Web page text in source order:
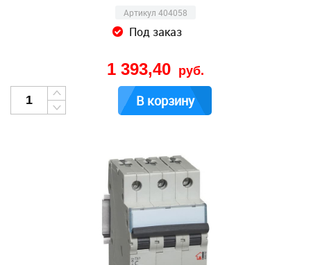
Артикул 404058
Под заказ
1 393,40 руб.
В корзину